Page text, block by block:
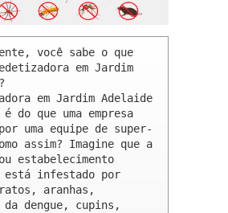
você sabe o que
em Jardim
em Jardim Adelaide
do que uma empresa
uma equipe de super-
assim? Imagine que a
estabelecimento
está infestado por
aranhas,
da dengue, cupins,